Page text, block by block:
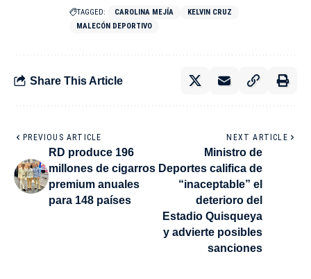
TAGGED: CAROLINA MEJÍA
KELVIN CRUZ
MALECÓN DEPORTIVO
Share This Article
PREVIOUS ARTICLE
RD produce 196
millones de cigarros
premium anuales
para 148 países
NEXT ARTICLE
Ministro de
Deportes califica de
“inaceptable” el
deterioro del
Estadio Quisqueya
y advierte posibles
sanciones